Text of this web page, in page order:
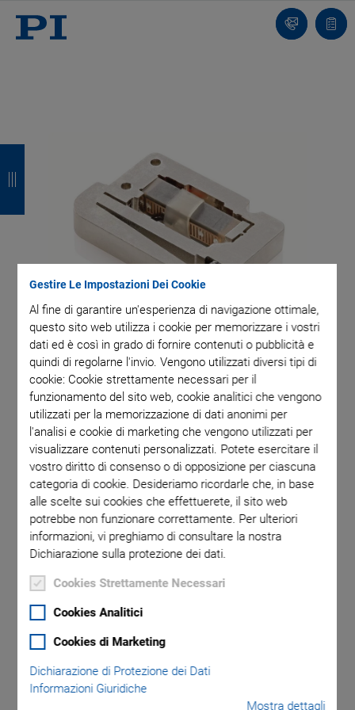
Gestire Le Impostazioni Dei Cookie
Al fine di garantire un'esperienza di navigazione ottimale,
questo sito web utilizza i cookie per memorizzare i vostri
dati ed è così in grado di fornire contenuti o pubblicità e
quindi di regolarne l'invio. Vengono utilizzati diversi tipi di
cookie: Cookie strettamente necessari per il
funzionamento del sito web, cookie analitici che vengono
utilizzati per la memorizzazione di dati anonimi per
l'analisi e cookie di marketing che vengono utilizzati per
visualizzare contenuti personalizzati. Potete esercitare il
vostro diritto di consenso o di opposizione per ciascuna
categoria di cookie. Desideriamo ricordarle che, in base
alle scelte sui cookies che effettuerete, il sito web
potrebbe non funzionare correttamente. Per ulteriori
informazioni, vi preghiamo di consultare la nostra
Dichiarazione sulla protezione dei dati.
Cookies Strettamente Necessari
Cookies Analitici
Cookies di Marketing
Dichiarazione di Protezione dei Dati
Informazioni Giuridiche
Mostra dettagli
Contatto
P-604 Compact
PiezoMove Linear
Actuator
Inexpensive, with 300 µm Travel Range
Light and compact: 4 g and <13 mm × 20 mm surface
Optimized design for manufacturing in large quantities
e
t
r
o
e
t
r
o
e
t
r
o
e
t
r
o